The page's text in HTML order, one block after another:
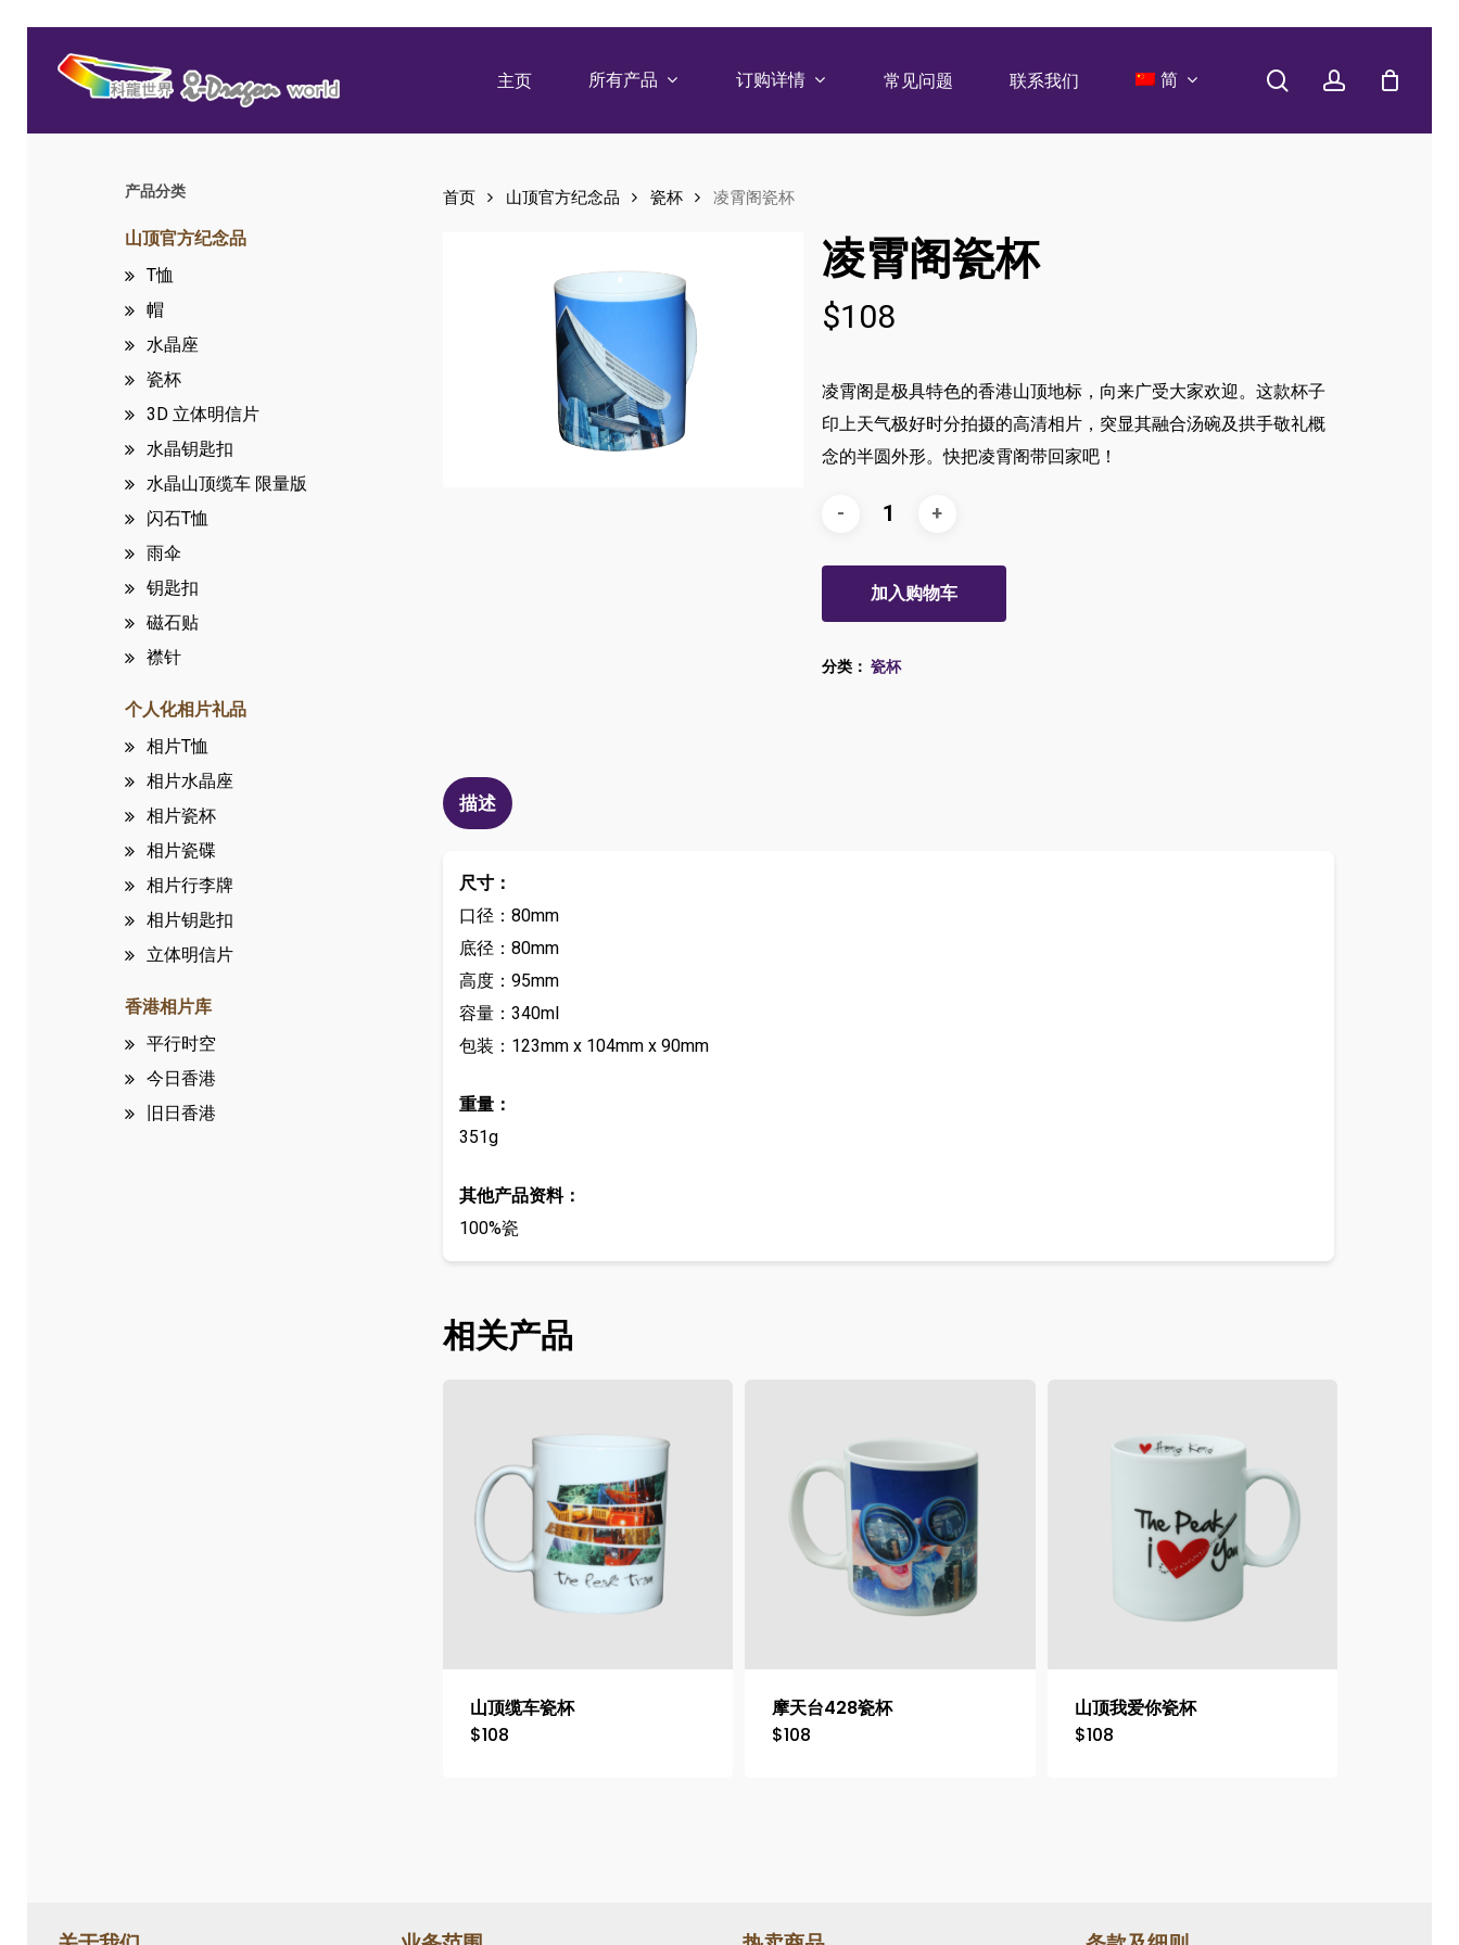
主页 所有产品 订购详情 常见问题 联系我们 简 searchaccount
产品分类
山顶官方纪念品
T恤
帽
水晶座
瓷杯
3D 立体明信片
水晶钥匙扣
水晶山顶缆车 限量版
闪石T恤
雨伞
钥匙扣
磁石贴
襟针
个人化相片礼品
相片T恤
相片水晶座
相片瓷杯
相片瓷碟
相片行李牌
相片钥匙扣
立体明信片
香港相片库
平行时空
今日香港
旧日香港
首页 山顶官方纪念品 瓷杯 凌霄阁瓷杯
凌霄阁瓷杯
$108
凌霄阁是极具特色的香港山顶地标，向来广受大家欢迎。这款杯子
印上天气极好时分拍摄的高清相片，突显其融合汤碗及拱手敬礼概
念的半圆外形。快把凌霄阁带回家吧！
加入购物车
分类： 瓷杯
描述
尺寸：
口径：80mm
底径：80mm
高度：95mm
容量：340ml
包装：123mm x 104mm x 90mm
重量：
351g
其他产品资料：
100%瓷
相关产品
山顶缆车瓷杯
$108
摩天台428瓷杯
$108
山顶我爱你瓷杯
$108